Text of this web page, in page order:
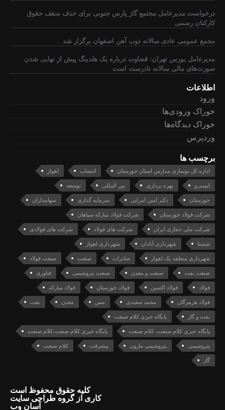
درخواست مدیرعامل مجتمع گاز پارس جنوبی برای حذف سقف حقوق
کارکنان رسمی
مجمع عمومی عادی سالانه ذوب آهن اصفهان برگزار شد
مدیرعامل بورس تهران: قضاوت درباره یک هلدینگ پیش از نهایی شدن
صورت‌های مالی سالانه نادرست است
اطلاعات
ورود
خوراک ورودی‌ها
خوراک دیدگاه‌ها
وردپرس
برچسب ها
اداره کل نوسازی مدارس استان خوزستان انتصاب اهواز
ایمیدرو بهره برداری بین المللی توسعه
خوزستان دکتر امین امرایی سرمایه گذاری سهامداران
شرکت فولاد خوزستان شرکت فولاد مبارکه سپاهان
شرکت ملی حفاری ایران شرکت های فولاد شرکت های فولادی
شستا شهرداری آبادان شهرداری اهواز
شهرداری منطقه یک اهواز صادرات صنعت صنعت فولاد
صنعت نفت صنعت و معدن صنعت پتروشیمی فناوری
فولاد فولاد اکسین فولاد خوزستان فولاد مبارکه
فولاد هرمزگان محمد سعیدی مس معدن نفت
نفت و گاز پایگاه خبری کلام صنعت
پایگاه خبری کلام صنعت، کلام صنعت پایگاه خبری کلام صنعت،کلام صنعت
پتروشیمی پتروشیمی مارون پیشرفت کلام صنعت
گاز
کلیه حقوق محفوظ است
کاری از گروه طراحی سایت
آسان وب